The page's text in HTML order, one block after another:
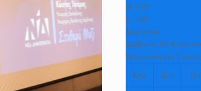
H:+38°
L:+26°
Καρδίτσα
Σάββατο, 08
Πρόγνωση για 7
Κυρ
Δευ Τρι